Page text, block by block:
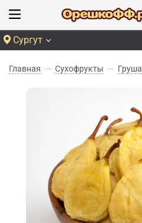
Сургут
Главная Сухофрукты Груша